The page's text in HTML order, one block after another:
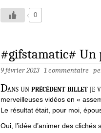
0
#gifstamatic# Un
9 février 2013 1 commentaire
Dans unprécédent billetje
merveilleuses vidéos en «
Le résultat était, pour moi,
Oui, l’idée d’animer des